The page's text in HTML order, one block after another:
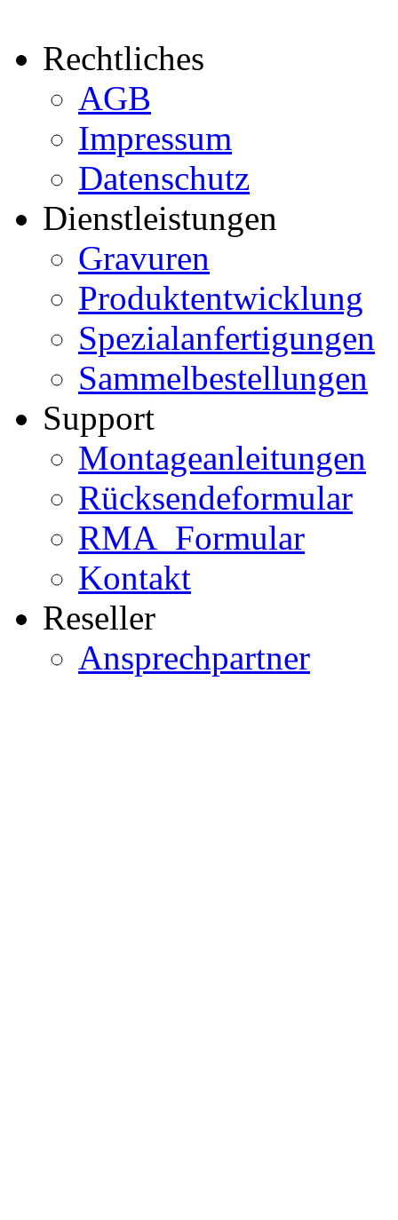
Rechtliches
AGB
Impressum
Datenschutz
Dienstleistungen
Gravuren
Produktentwicklung
Spezialanfertigungen
Sammelbestellungen
Support
Montageanleitungen
Rücksendeformular
RMA_Formular
Kontakt
Reseller
Ansprechpartner